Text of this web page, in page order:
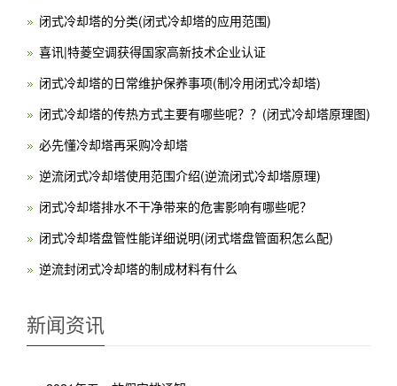
闭式冷却塔的分类(闭式冷却塔的应用范围)
喜讯|特菱空调获得国家高新技术企业认证
闭式冷却塔的日常维护保养事项(制冷用闭式冷却塔)
闭式冷却塔的传热方式主要有哪些呢？？(闭式冷却塔原理图)
必先懂冷却塔再采购冷却塔
逆流闭式冷却塔使用范围介绍(逆流闭式冷却塔原理)
闭式冷却塔排水不干净带来的危害影响有哪些呢？
闭式冷却塔盘管性能详细说明(闭式塔盘管面积怎么配)
逆流封闭式冷却塔的制成材料有什么
新闻资讯